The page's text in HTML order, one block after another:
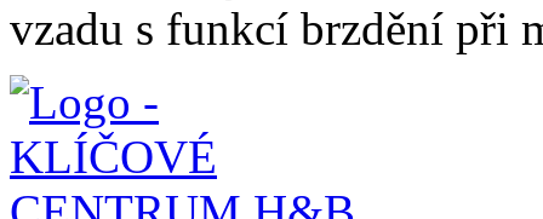
vzadu s funkcí brzdění při